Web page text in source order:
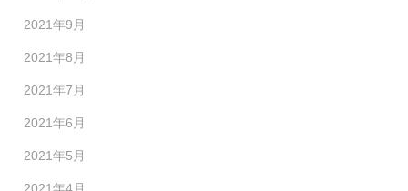
2021年9月
2021年8月
2021年7月
2021年6月
2021年5月